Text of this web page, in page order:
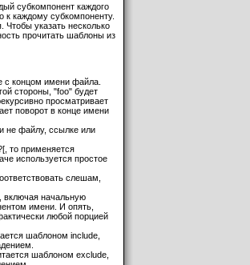
субкомпонент каждого
к каждому субкомпоненту.
указать несколько
прочитать шаблоны из
с концом имени файла.
стороны, "foo" будет
просматривает
поворот в конце имени
не файлу, ссылке или
то применяется
используется простое
слешам,
включая начальную
имени. И опять,
любой порцией
шаблоном include,
шаблоном exclude,